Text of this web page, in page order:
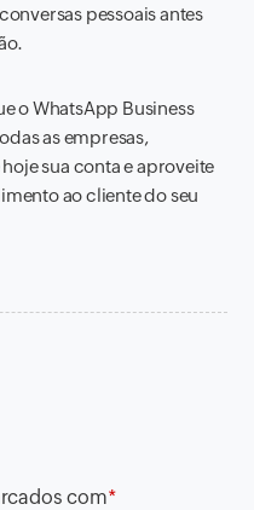
pessoais antes
o WhatsApp Business
as empresas,
sua conta e aproveite
ao cliente do seu
com*